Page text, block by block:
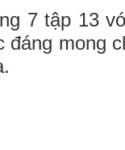
7 tập 13
đáng mong